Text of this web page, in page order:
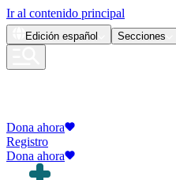
Ir al contenido principal
Edición español Secciones
Dona ahora
Registro
Dona ahora